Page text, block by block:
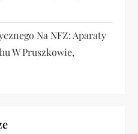
Na NFZ: Aparaty
W Pruszkowie,